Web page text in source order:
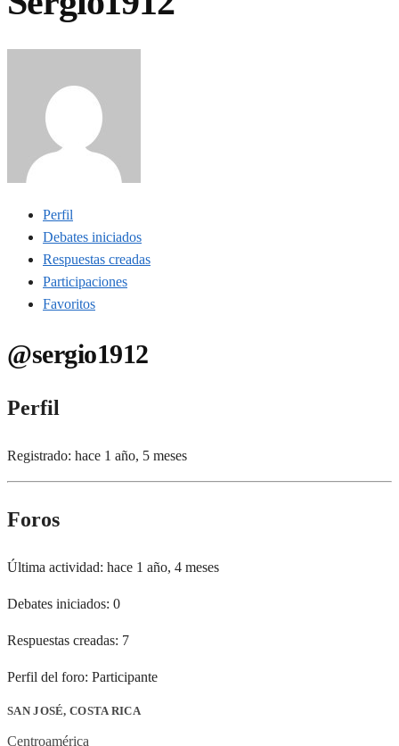
Perfil
Debates iniciados
Respuestas creadas
Participaciones
Favoritos
@sergio1912
Perfil
Registrado: hace 1 año, 5 meses
Foros
Última actividad: hace 1 año, 4 meses
Debates iniciados: 0
Respuestas creadas: 7
Perfil del foro: Participante
SAN JOSÉ, COSTA RICA
Centroamérica